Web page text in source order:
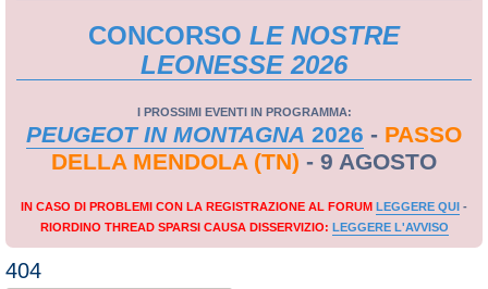
CONCORSO LE NOSTRE
LEONESSE 2026
I PROSSIMI EVENTI IN PROGRAMMA:
PEUGEOT IN MONTAGNA 2026 - PASSO
DELLA MENDOLA (TN) - 9 AGOSTO
IN CASO DI PROBLEMI CON LA REGISTRAZIONE AL FORUM LEGGERE QUI -
RIORDINO THREAD SPARSI CAUSA DISSERVIZIO: LEGGERE L'AVVISO
404